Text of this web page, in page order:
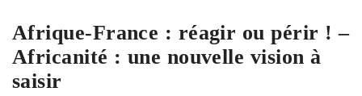
Afrique-France : réagir ou périr ! –
Africanité : une nouvelle vision à
saisir